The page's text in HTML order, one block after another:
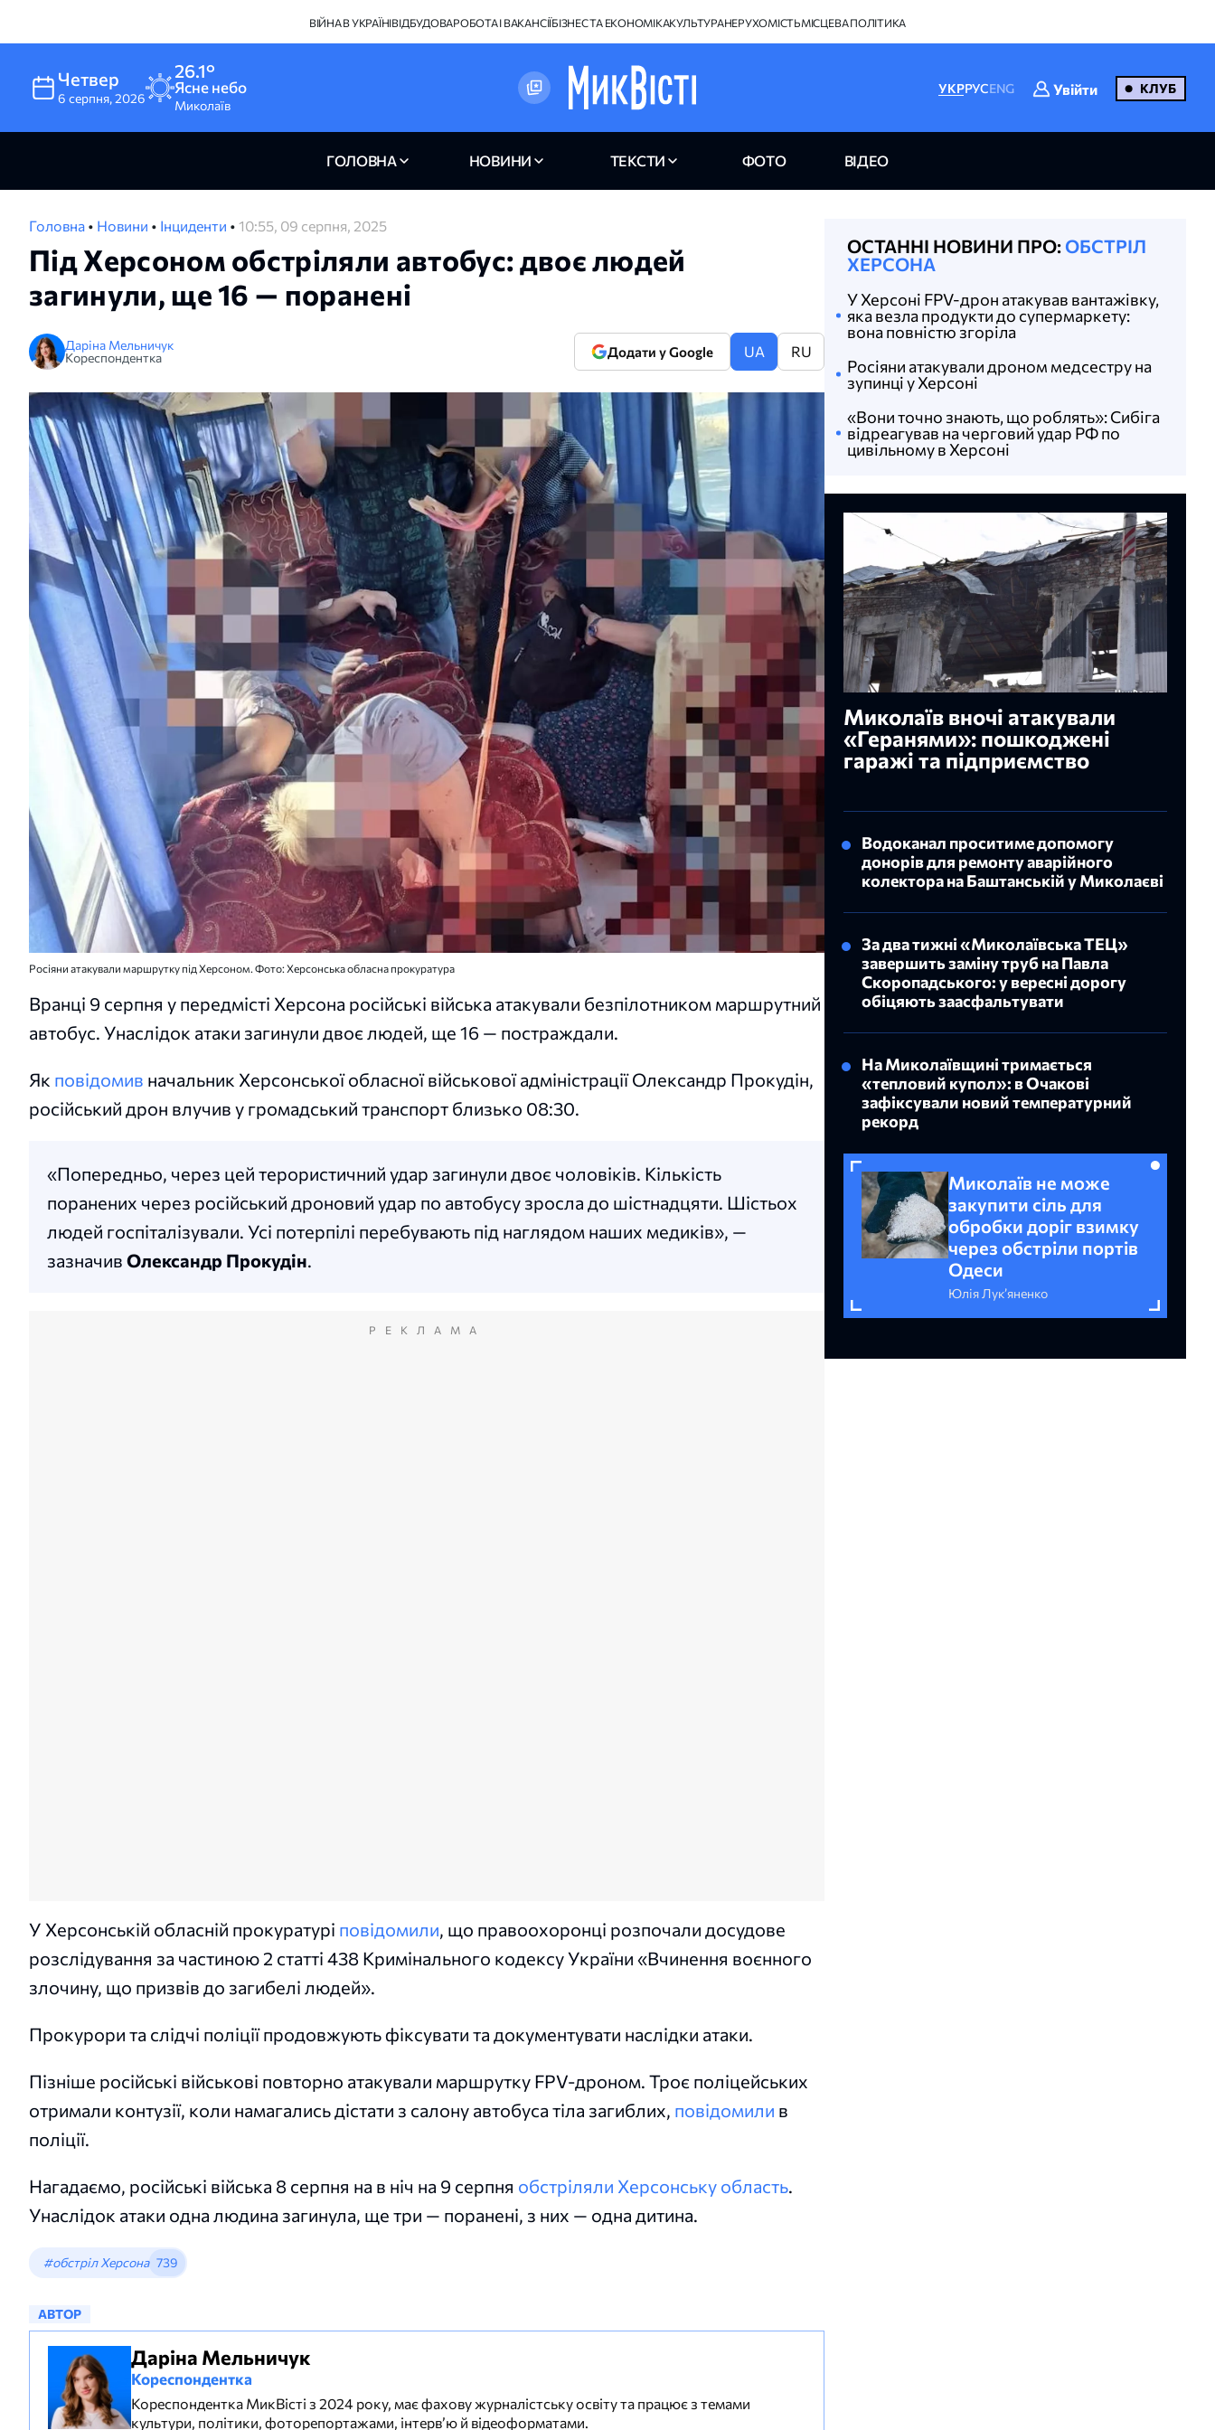
ВІЙНА В УКРАЇНІВІДБУДОВАРОБОТА І ВАКАНСІЇБІЗНЕС ТА ЕКОНОМІКАКУЛЬТУРАНЕРУХОМІСТЬМІСЦЕВА ПОЛІТИКА
Четвер
6 серпня,2026
26.1°
Ясне небо
Миколаїв
УКРРУСENG Увійти КЛУБ
ГОЛОВНА НОВИНИ ТЕКСТИ ФОТО ВІДЕО
Головна • Новини • Інциденти • 10:55, 09 серпня, 2025
Під Херсоном обстріляли автобус: двоє людей
загинули, ще 16 — поранені
Даріна Мельничук
Кореспондентка
Додати у Google UA RU
Росіяни атакували маршрутку під Херсоном. Фото: Херсонська обласна прокуратура
Вранці 9 серпня у передмісті Херсона російські війська атакували безпілотником маршрутний
автобус. Унаслідок атаки загинули двоє людей, ще 16 — постраждали.
Як повідомив начальник Херсонської обласної військової адміністрації Олександр Прокудін,
російський дрон влучив у громадський транспорт близько 08:30.
«Попередньо, через цей терористичний удар загинули двоє чоловіків. Кількість
поранених через російський дроновий удар по автобусу зросла до шістнадцяти. Шістьох
людей госпіталізували. Усі потерпілі перебувають під наглядом наших медиків», —
зазначив Олександр Прокудін.
РЕКЛАМА
У Херсонській обласній прокуратурі повідомили, що правоохоронці розпочали досудове
розслідування за частиною 2 статті 438 Кримінального кодексу України «Вчинення воєнного
злочину, що призвів до загибелі людей».
Прокурори та слідчі поліції продовжують фіксувати та документувати наслідки атаки.
Пізніше російські військові повторно атакували маршрутку FPV-дроном. Троє поліцейських
отримали контузії, коли намагались дістати з салону автобуса тіла загиблих, повідомили в
поліції.
Нагадаємо, російські війська 8 серпня на в ніч на 9 серпня обстріляли Херсонську область.
Унаслідок атаки одна людина загинула, ще три — поранені, з них — одна дитина.
#обстріл Херсона 739
АВТОР
Даріна Мельничук
Кореспондентка
Кореспондентка МикВісті з 2024 року, має фахову журналістську освіту та працює з темами
культури, політики, фоторепортажами, інтерв’ю й відеоформатами.
ОСТАННІ НОВИНИ ПРО: ОБСТРІЛ
ХЕРСОНА
У Херсоні FPV-дрон атакував вантажівку,
яка везла продукти до супермаркету:
вона повністю згоріла
Росіяни атакували дроном медсестру на
зупинці у Херсоні
«Вони точно знають, що роблять»: Сибіга
відреагував на черговий удар РФ по
цивільному в Херсоні
Миколаїв вночі атакували
«Геранями»: пошкоджені
гаражі та підприємство
Водоканал проситиме допомогу
донорів для ремонту аварійного
колектора на Баштанській у Миколаєві
За два тижні «Миколаївська ТЕЦ»
завершить заміну труб на Павла
Скоропадського: у вересні дорогу
обіцяють заасфальтувати
На Миколаївщині тримається
«тепловий купол»: в Очакові
зафіксували новий температурний
рекорд
Миколаїв не може
закупити сіль для
обробки доріг взимку
через обстріли портів
Одеси
Юлія Лук’яненко